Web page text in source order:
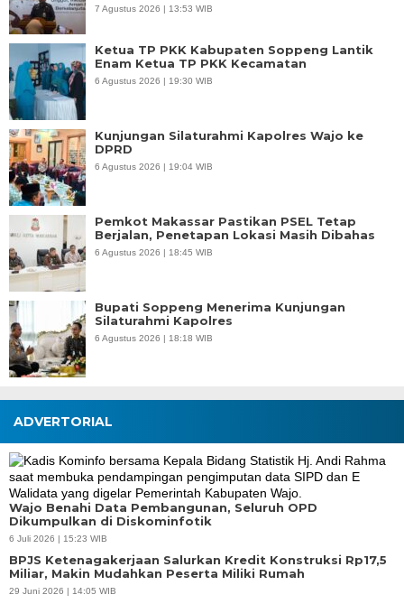
7 Agustus 2026 | 13:53 WIB
Ketua TP PKK Kabupaten Soppeng Lantik
Enam Ketua TP PKK Kecamatan
6 Agustus 2026 | 19:30 WIB
Kunjungan Silaturahmi Kapolres Wajo ke
DPRD
6 Agustus 2026 | 19:04 WIB
Pemkot Makassar Pastikan PSEL Tetap
Berjalan, Penetapan Lokasi Masih Dibahas
6 Agustus 2026 | 18:45 WIB
Bupati Soppeng Menerima Kunjungan
Silaturahmi Kapolres
6 Agustus 2026 | 18:18 WIB
ADVERTORIAL
Wajo Benahi Data Pembangunan, Seluruh OPD
Dikumpulkan di Diskominfotik
6 Juli 2026 | 15:23 WIB
BPJS Ketenagakerjaan Salurkan Kredit Konstruksi Rp17,5
Miliar, Makin Mudahkan Peserta Miliki Rumah
29 Juni 2026 | 14:05 WIB